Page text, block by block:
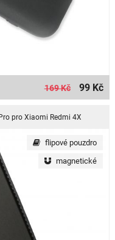
169 Kč 99 Kč
pro Xiaomi Redmi 4X
flipové pouzdro
magnetické